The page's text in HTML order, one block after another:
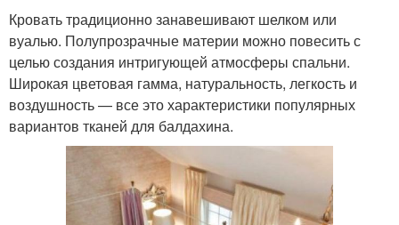
Кровать традиционно занавешивают шелком или
вуалью. Полупрозрачные материи можно повесить с
целью создания интригующей атмосферы спальни.
Широкая цветовая гамма, натуральность, легкость и
воздушность — все это характеристики популярных
вариантов тканей для балдахина.